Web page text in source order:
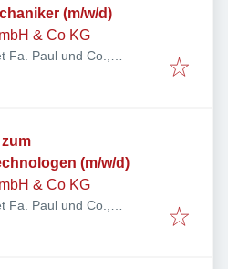
(m/w/d)
& Co KG
Fa. Paul und Co.,
97772 Wildflecken,
(m/w/d)
& Co KG
Fa. Paul und Co.,
97772 Wildflecken,